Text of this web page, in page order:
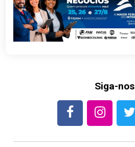
Siga-nos